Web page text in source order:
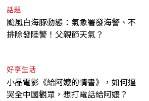
話題
颱風白海豚動態：氣象署發海警、不
排除發陸警！父親節天氣？
好享生活
小品電影《給阿嬤的情書》，如何逼
哭全中國觀眾，想打電話給阿嬤？